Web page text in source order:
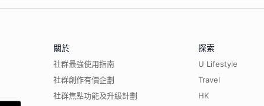
關於
社群最強使用指南
社群創作有價企劃
社群焦點功能及升級計劃
探索
U Lifestyle
Travel
HK